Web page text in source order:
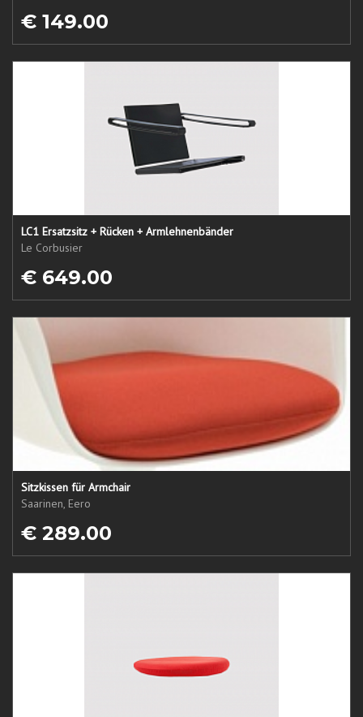
€ 149.00
LC1 Ersatzsitz + Rücken + Armlehnenbänder
Le Corbusier
€ 649.00
Sitzkissen für Armchair
Saarinen, Eero
€ 289.00